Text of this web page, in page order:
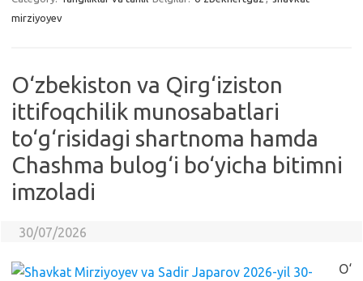
mirziyoyev
O‘zbekiston va Qirg‘iziston
ittifoqchilik munosabatlari
to‘g‘risidagi shartnoma hamda
Chashma bulog‘i bo‘yicha bitimni
imzoladi
30/07/2026
O‘